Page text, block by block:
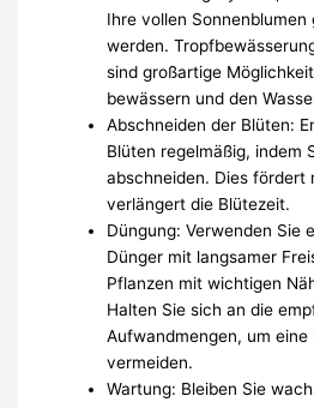
Ihre vollen
werden.
sind großartige
bewässern und den
Abschneiden der Blüten:
Blüten regelmäßig, indem
abschneiden. Dies fördert
verlängert die Blütezeit.
Düngung: Verwenden Sie
Dünger mit langsamer
Pflanzen mit wichtigen
Halten Sie sich an die
Aufwandmengen, um eine
vermeiden.
Wartung: Bleiben Sie